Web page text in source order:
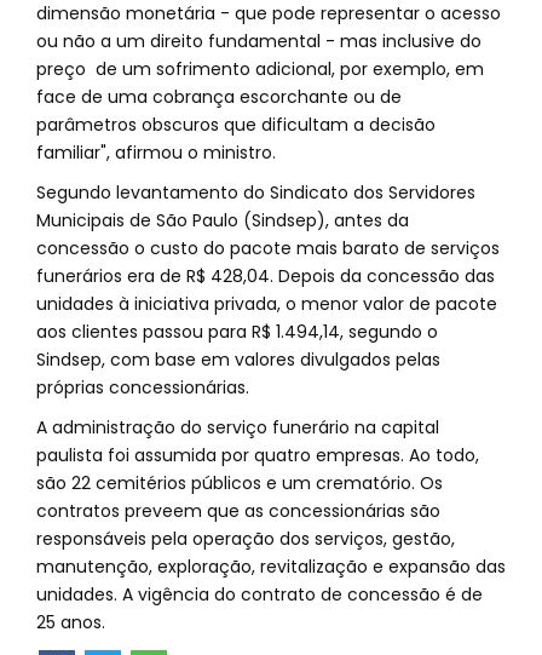
dimensão monetária - que pode representar o acesso
ou não a um direito fundamental - mas inclusive do
preço de um sofrimento adicional, por exemplo, em
face de uma cobrança escorchante ou de
parâmetros obscuros que dificultam a decisão
familiar", afirmou o ministro.
Segundo levantamento do Sindicato dos Servidores
Municipais de São Paulo (Sindsep), antes da
concessão o custo do pacote mais barato de serviços
funerários era de R$ 428,04. Depois da concessão das
unidades à iniciativa privada, o menor valor de pacote
aos clientes passou para R$ 1.494,14, segundo o
Sindsep, com base em valores divulgados pelas
próprias concessionárias.
A administração do serviço funerário na capital
paulista foi assumida por quatro empresas. Ao todo,
são 22 cemitérios públicos e um crematório. Os
contratos preveem que as concessionárias são
responsáveis pela operação dos serviços, gestão,
manutenção, exploração, revitalização e expansão das
unidades. A vigência do contrato de concessão é de
25 anos.